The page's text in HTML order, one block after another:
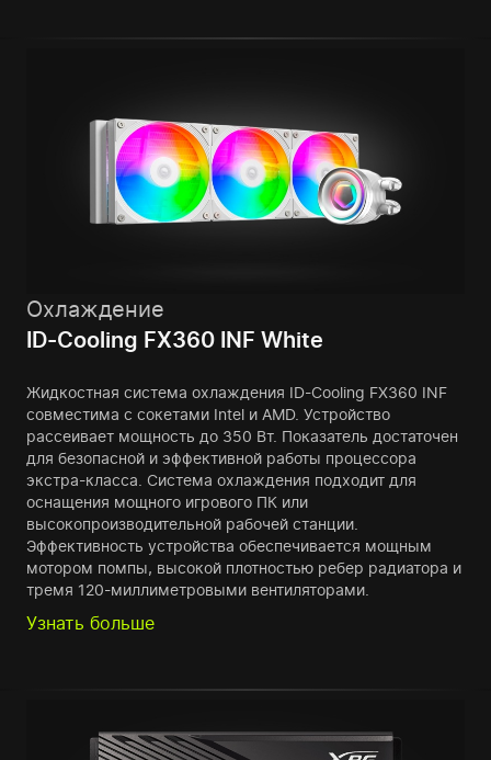
Охлаждение
ID-Cooling FX360 INF White
Жидкостная система охлаждения ID-Cooling FX360 INF
совместима с сокетами Intel и AMD. Устройство
рассеивает мощность до 350 Вт. Показатель достаточен
для безопасной и эффективной работы процессора
экстра-класса. Система охлаждения подходит для
оснащения мощного игрового ПК или
высокопроизводительной рабочей станции.
Эффективность устройства обеспечивается мощным
мотором помпы, высокой плотностью ребер радиатора и
тремя 120-миллиметровыми вентиляторами.
Узнать больше